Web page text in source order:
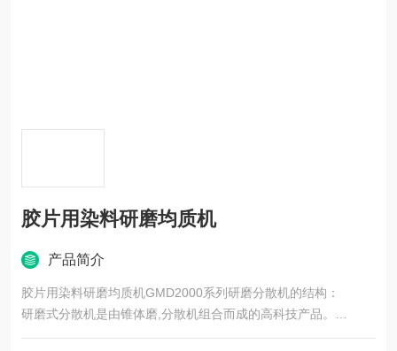
胶片用染料研磨均质机
产品简介
胶片用染料研磨均质机GMD2000系列研磨分散机的结构：
研磨式分散机是由锥体磨,分散机组合而成的高科技产品。
*级由具有精细度递升的三级锯齿突起和凹槽。定子可以无限制的